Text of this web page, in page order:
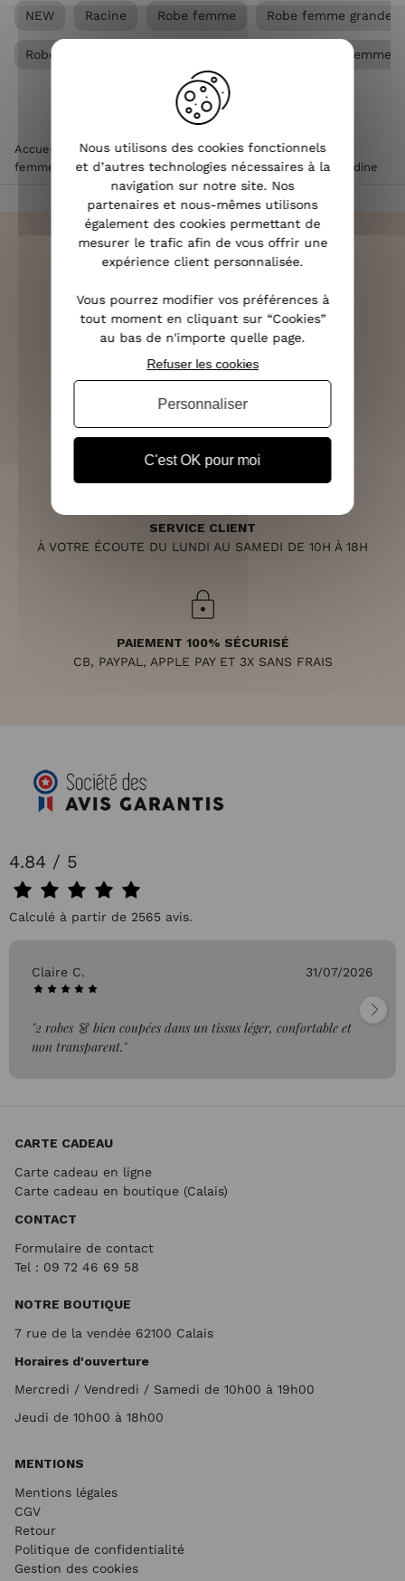
NEW Racine Robe femme Robe femme grande
Robe longue femme Vêtements Grandes tailles femme
Accueil Vêtements femme >Robe femme >Robe longue
femme
Robe longue femme à motifs fleuris orange Amandine
LIVRAISON RAPIDE
OFFERTE DÈS 70€
RETOURS SOUS 14 JOURS
SERVICE CLIENT
À VOTRE ÉCOUTE DU LUNDI AU SAMEDI DE 10H À 18H
PAIEMENT 100% SÉCURISÉ
CB, PAYPAL, APPLE PAY ET 3X SANS FRAIS
4.84 / 5
Calculé à partir de 2565 avis.
Claire C. 31/07/2026
"2 robes 👗 bien coupées dans un tissus léger, confortable et
non transparent."
CARTE CADEAU
Carte cadeau en ligne
Carte cadeau en boutique (Calais)
CONTACT
Formulaire de contact
Tel : 09 72 46 69 58
NOTRE BOUTIQUE
7 rue de la vendée 62100 Calais
Horaires d'ouverture
Mercredi / Vendredi / Samedi de 10h00 à 19h00
Jeudi de 10h00 à 18h00
MENTIONS
Mentions légales
CGV
Retour
Politique de confidentialité
Gestion des cookies
Nous utilisons des cookies fonctionnels
et d’autres technologies nécessaires à la
navigation sur notre site. Nos
partenaires et nous-mêmes utilisons
également des cookies permettant de
mesurer le trafic afin de vous offrir une
expérience client personnalisée.
Vous pourrez modifier vos préférences à
tout moment en cliquant sur “Cookies”
au bas de n'importe quelle page.
C'est OK pour moi
Refuser les cookies
Personnaliser